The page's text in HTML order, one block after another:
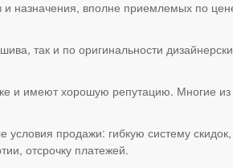
назначения, вполне приемлемых по
так и по оригинальности
и имеют хорошую репутацию. Многие
продажи: гибкую систему
отсрочку платежей.